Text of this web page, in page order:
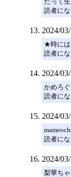
読者に
2024/
★時に
読者に
2024/
かめろぐ
読者に
2024/
読者に
2024/
梨華ち